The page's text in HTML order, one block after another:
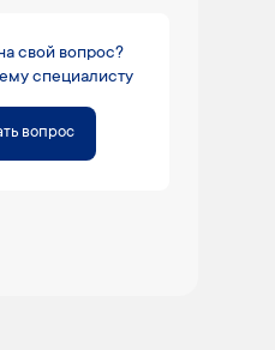
свой вопрос?
специалисту
вопрос